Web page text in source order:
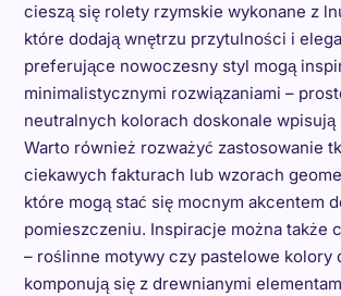
cieszą się rolety rzymskie wykonane z
które dodają wnętrzu przytulności i
preferujące nowoczesny styl mogą
minimalistycznymi rozwiązaniami –
neutralnych kolorach doskonale wpisują
Warto również rozważyć zastosowanie
ciekawych fakturach lub wzorach
które mogą stać się mocnym akcentem
pomieszczeniu. Inspiracje można także
– roślinne motywy czy pastelowe kolory
komponują się z drewnianymi